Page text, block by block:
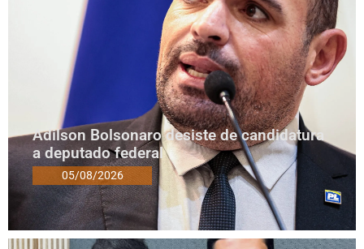
Adilson Bolsonaro desiste de candidatura
a deputado federal
05/08/2026